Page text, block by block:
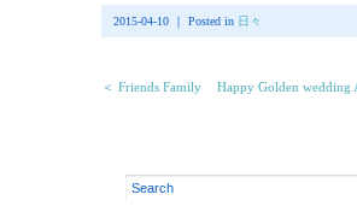
2015-04-10 ｜ Posted in 日々
＜ Friends Family Happy Golden wedding